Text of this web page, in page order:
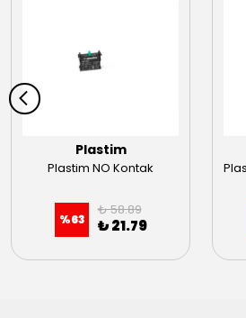
Plastim
Plastim NO Kontak
%63
₺ 58.89
₺ 21.79